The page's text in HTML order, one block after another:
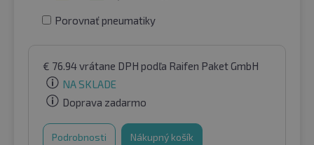
Porovnať pneumatiky
€ 76.94vrátane DPH podľa Raifen Paket GmbH
NA SKLADE
Doprava zadarmo
Podrobnosti Nákupný košík